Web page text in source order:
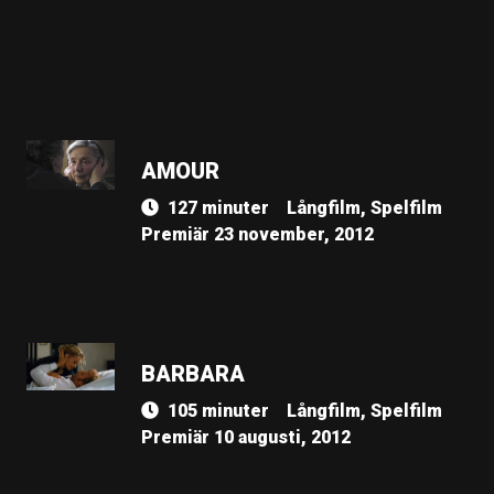
AMOUR
127 minuter
Långfilm, Spelfilm
Premiär 23 november, 2012
BARBARA
105 minuter
Långfilm, Spelfilm
Premiär 10 augusti, 2012